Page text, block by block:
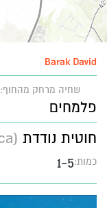
Barak David
שחיה מרחק מהחוף: 0-200
פלמחים
חוטית נודדת (Rhopilema nomadica)
כמות:1-5